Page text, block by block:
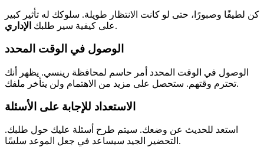
كن لطيفًا وصبورًا، حتى لو كانت الانتظار طويلة. سلوكك له تأثير كبير
على كيفية سير طلبك الإداري .
الوصول في الوقت المحدد
الوصول في الوقت المحدد أمر حاسم لمحافظة رينسي. يظهر أنك
تحترم وقتهم. ستحصل على مزيد من الاهتمام ولن يتأخر ملفك.
الاستعداد للإجابة على الأسئلة
استعد للحديث عن وضعك. سيتم طرح أسئلة عليك حول طلبك.
التحضير الجيد سيساعد في جعل الموعد سلسًا.